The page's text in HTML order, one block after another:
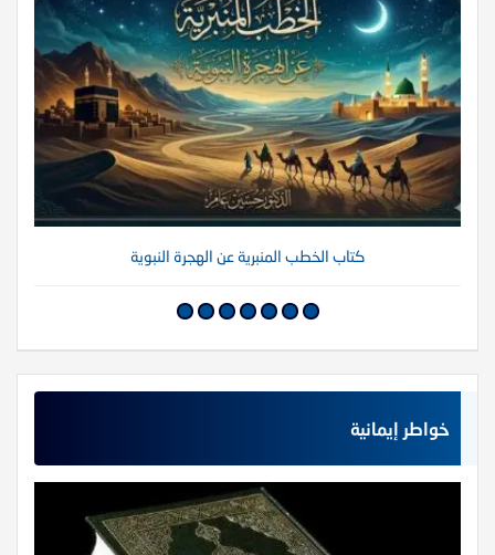
كتاب الخطب المنبرية عن الهجرة النبوية
خواطر إيمانية